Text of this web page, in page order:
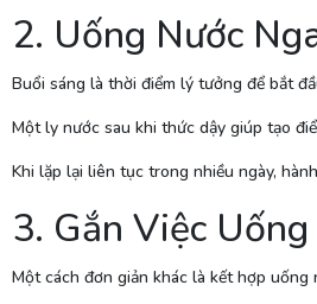
2. Uống Nước
Buổi sáng là thời điểm lý tưởng để bắt
Một ly nước sau khi thức dậy giúp tạo
Khi lặp lại liên tục trong nhiều ngày,
3. Gắn Việc
Một cách đơn giản khác là kết hợp